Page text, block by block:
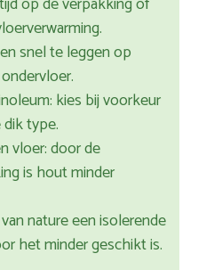
snel te leggen op
kies bij voorkeur
type.
vloer: door de
is hout minder
nature een isolerende
het minder geschikt is.